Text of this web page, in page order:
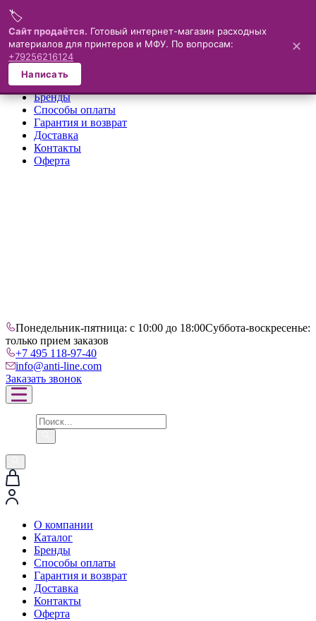
Меню
×
О компании
Каталог
Бренды
Способы оплаты
Гарантия и возврат
Доставка
Контакты
Оферта
Понедельник-пятница: с 10:00 до 18:00Суббота-воскресенье:
только прием заказов
+7 495 118-97-40
info@anti-line.com
Заказать звонок
О компании
Каталог
Бренды
Способы оплаты
Гарантия и возврат
Доставка
Контакты
Оферта
🏷️
Сайт продаётся. Готовый интернет-магазин расходных
материалов для принтеров и МФУ. По вопросам:
+79256216124
Написать
✕